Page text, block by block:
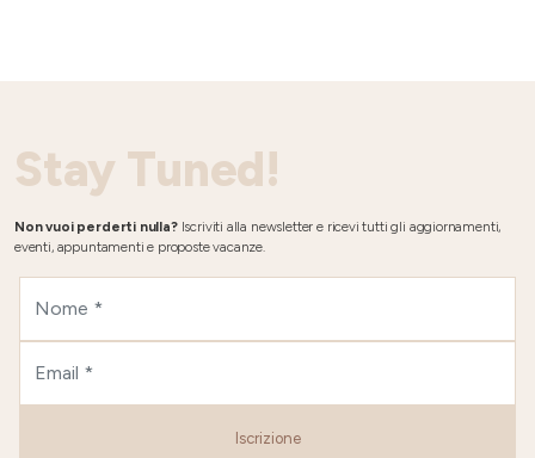
Stay Tuned!
Non vuoi perderti nulla?Iscriviti alla newsletter e ricevi tutti gli aggiornamenti,
eventi, appuntamenti e proposte vacanze.
Iscrizione